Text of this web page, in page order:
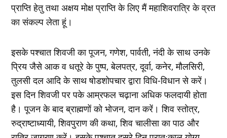
प्राप्ति हेतु तथा अक्षय मोक्ष प्राप्ति के लिए मैं महाशिवरात्रि के व्रत
का संकल्प लेता हूं।
इसके पश्चात शिवजी का पूजन, गणेश, पार्वती, नंदी के साथ उनके
प्रिय जैसे आक व धतूरे के पुष्प, बेलपत्र, दूर्वा, कनेर, मौलसिरी,
तुलसी दल आदि के साथ षोडशोपचार द्वारा विधि-विधान से करें।
इस दिन शिवजी पर पके आम्रफल चढ़ाना अधिक फलदायी होता
है। पूजन के बाद ब्राह्मणों को भोजन, दान करें। शिव स्तोत्र,
रुद्राष्टाध्यायी, शिवपुराण की कथा, शिव चालीसा का पाठ और